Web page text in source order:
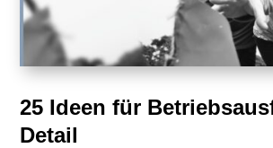
25 Ideen für
Detail